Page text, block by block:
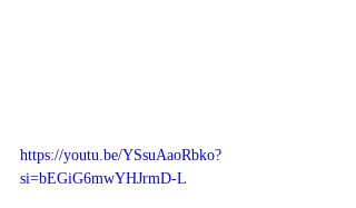
https://youtu.be/YSsuAaoRbko?
si=bEGiG6mwYHJrmD-L